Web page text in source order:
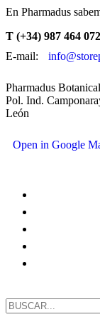
En Pharmadus
T (+34) 987 464 072
E-mail:
Pharmadus
Pol. Ind.
León
Open in Google